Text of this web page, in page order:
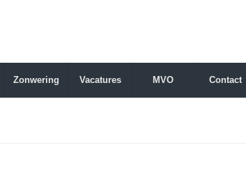
Zonwering Vacatures MVO Contact